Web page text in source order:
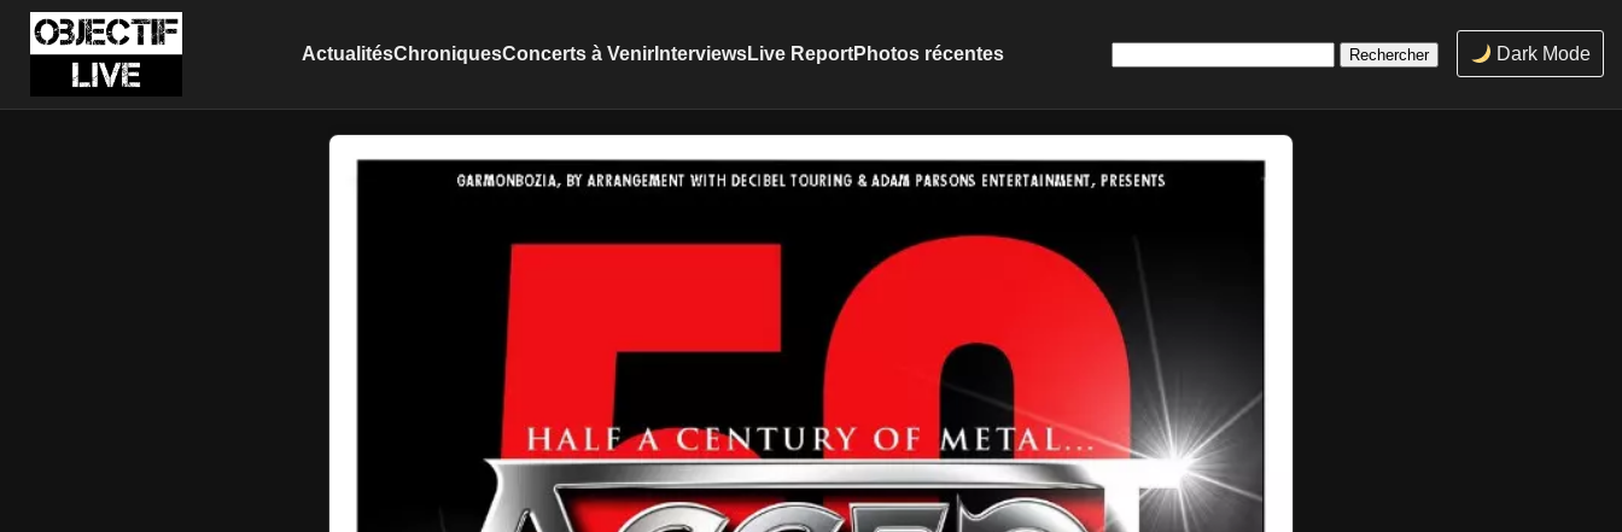
ActualitésChroniquesConcerts à VenirInterviewsLive ReportPhotos récentes Dark Mode